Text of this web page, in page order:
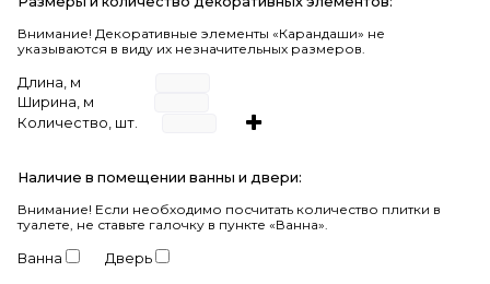
Внимание! Декоративные элементы «Карандаши» не
указываются в виду их незначительных размеров.
Длина, м
Ширина, м
Количество, шт.
Наличие в помещении ванны и двери:
Внимание! Если необходимо посчитать количество плитки в
туалете, не ставьте галочку в пункте «Ванна».
Ванна Дверь